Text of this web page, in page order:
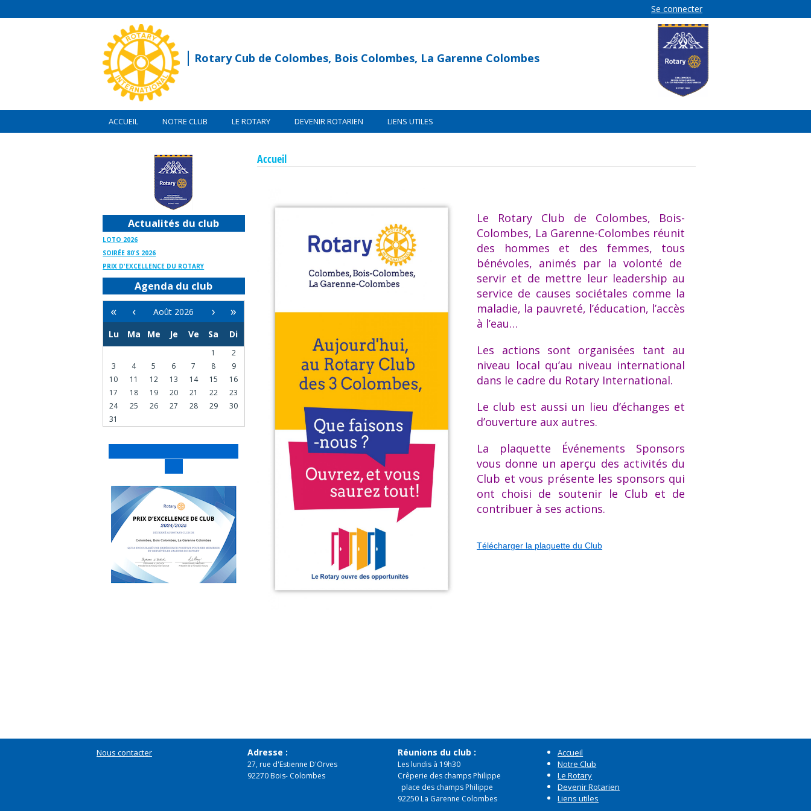
Se connecter
Rotary Cub de Colombes, Bois Colombes, La Garenne Colombes
ACCUEIL NOTRE CLUB LE ROTARY DEVENIR ROTARIEN LIENS UTILES
Actualités du club
LOTO 2026
SOIRÉE 80'S 2026
PRIX D'EXCELLENCE DU ROTARY
Agenda du club
« ‹ Août 2026 › »
Lu Ma Me Je Ve Sa Di
1
2
3
4 5 6 7 8
9
10
11 12 13 14 15
16
17
18 19 20 21 22
23
24
25 26 27 28 29
30
31
Accueil
Le Rotary Club de Colombes, Bois-
Colombes, La Garenne-Colombes réunit
des hommes et des femmes, tous
bénévoles, animés par la volonté de
servir et de mettre leur leadership au
service de causes sociétales comme la
maladie, la pauvreté, l’éducation, l’accès
à l’eau…
Les actions sont organisées tant au
niveau local qu’au niveau international
dans le cadre du Rotary International.
Le club est aussi un lieu d’échanges et
d’ouverture aux autres.
La plaquette Événements Sponsors
vous donne un aperçu des activités du
Club et vous présente les sponsors qui
ont choisi de soutenir le Club et de
contribuer à ses actions.
Télécharger la plaquette du Club
Nous contacter Adresse :
27, rue d'Estienne D'Orves
92270 Bois- Colombes
Réunions du club :
​Les lundis à 19h30
Crêperie des champs Philippe
place des champs Philippe
92250 La Garenne Colombes
Accueil
Notre Club
Le Rotary
Devenir Rotarien
Liens utiles